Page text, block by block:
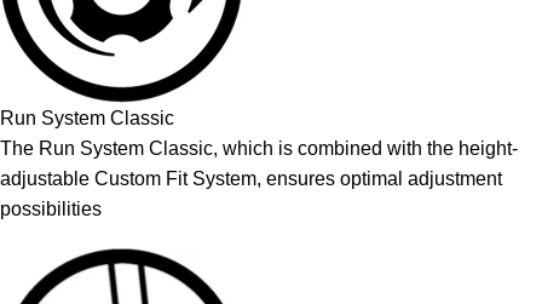
Run System Classic
The Run System Classic, which is combined with the height-
adjustable Custom Fit System, ensures optimal adjustment
possibilities